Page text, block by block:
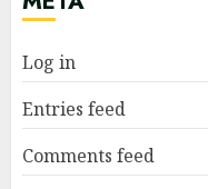
Log in
Entries feed
Comments feed